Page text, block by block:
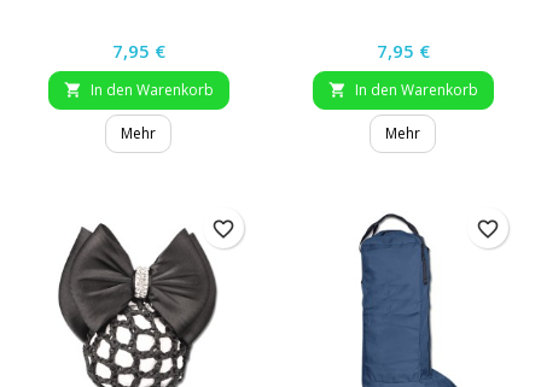
Preis
7,95 €
 In den Warenkorb
Mehr
Preis
7,95 €
 In den Warenkorb
Mehr
favorite_border favorite_border